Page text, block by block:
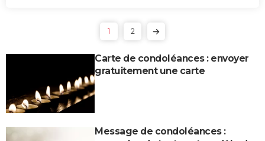
1 2
Carte de condoléances : envoyer
gratuitement une carte
Message de condoléances :